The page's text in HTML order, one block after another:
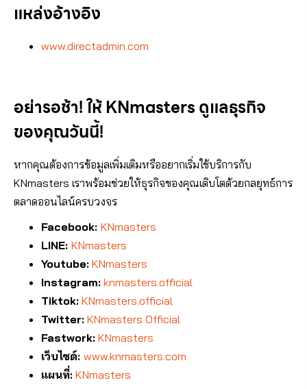
แหล่งอ้างอิง
www.directadmin.com
อย่ารอช้า! ให้ KNmasters ดูแลธุรกิจ
ของคุณวันนี้!
หากคุณต้องการข้อมูลเพิ่มเติมหรืออยากเริ่มใช้บริการกับ
KNmasters เราพร้อมช่วยให้ธุรกิจของคุณเติบโตด้วยกลยุทธ์การ
ตลาดออนไลน์ครบวงจร
Facebook: KNmasters
LINE: KNmasters
Youtube: KNmasters
Instagram: knmasters.official
Tiktok: KNmasters.official
Twitter: KNmasters Official
Fastwork: KNmasters
เว็บไซต์: www.knmasters.com
แผนที่: KNmasters